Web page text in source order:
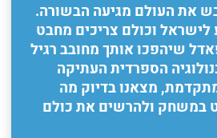
את העולם מגיעה הבשורה.
לישראל וכולם צריכים מחבט
פאדל שיהפכו אותך מחובב רגיל
הספרדית העתיקה
מצאנו בדיוק מה
במשחק ולהרשים את כולם